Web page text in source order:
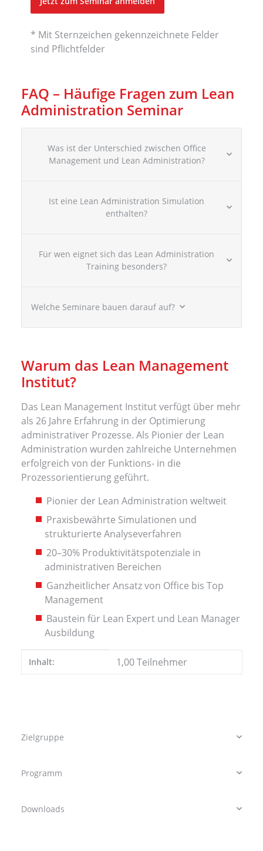
* Mit Sternzeichen gekennzeichnete Felder
sind Pflichtfelder
FAQ – Häufige Fragen zum Lean
Administration Seminar
Was ist der Unterschied zwischen Office
Management und Lean Administration?
Ist eine Lean Administration Simulation
enthalten?
Für wen eignet sich das Lean Administration
Training besonders?
Welche Seminare bauen darauf auf?
Warum das Lean Management
Institut?
Das Lean Management Institut verfügt über mehr
als 26 Jahre Erfahrung in der Optimierung
administrativer Prozesse. Als Pionier der Lean
Administration wurden zahlreiche Unternehmen
erfolgreich von der Funktions- in die
Prozessorientierung geführt.
Pionier der Lean Administration weltweit
Praxisbewährte Simulationen und
strukturierte Analyseverfahren
20–30% Produktivitätspotenziale in
administrativen Bereichen
Ganzheitlicher Ansatz von Office bis Top
Management
Baustein für Lean Expert und Lean Manager
Ausbildung
Produkteigenschaft
Wert
Inhalt: 1,00 Teilnehmer
Zielgruppe
Programm
Downloads